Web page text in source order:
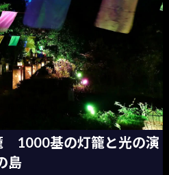
1000基の灯籠と光の演
島